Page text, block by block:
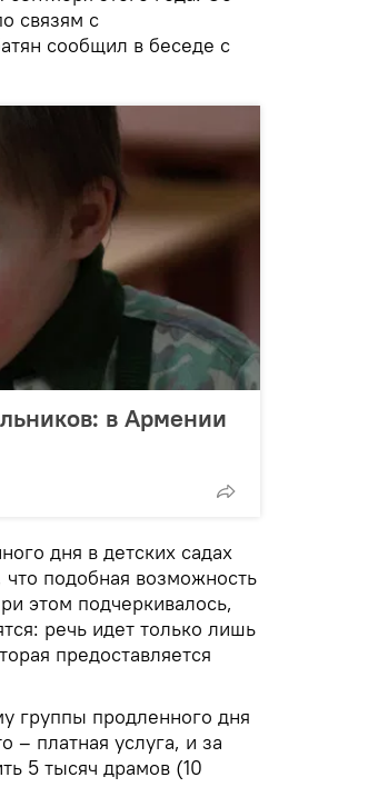
связям с
сообщил в беседе с
в Армении
дня в детских садах
подобная возможность
этом подчеркивалось,
речь идет только лишь
предоставляется
группы продленного дня
– платная услуга, и за
5 тысяч драмов (10